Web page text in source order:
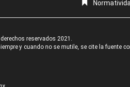
reservados 2021.
y cuando no se mutile, se cite la fuente